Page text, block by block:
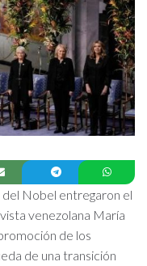
Nobel entregaron el
venezolana María
de los
de una transición